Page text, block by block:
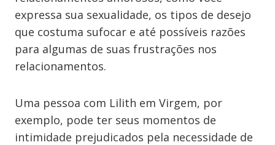
expressa sua sexualidade, os tipos de desejo
que costuma sufocar e até possíveis razões
para algumas de suas frustrações nos
relacionamentos.
Uma pessoa com Lilith em Virgem, por
exemplo, pode ter seus momentos de
intimidade prejudicados pela necessidade de